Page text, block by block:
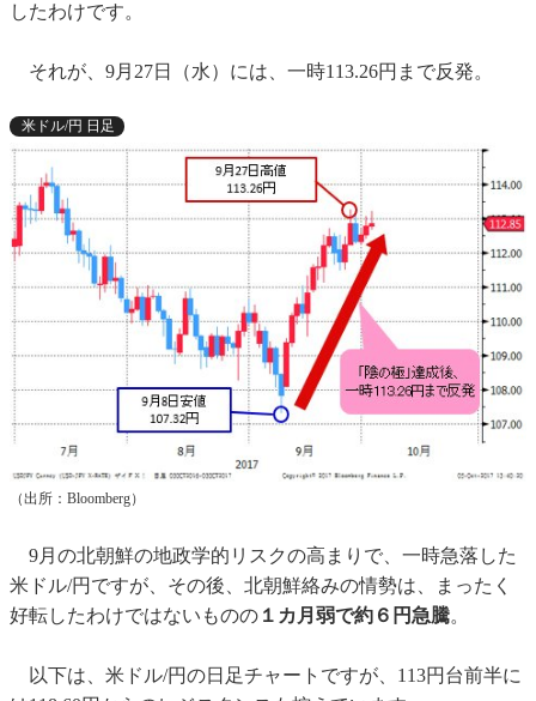
したわけです。
それが、9月27日（水）には、一時113.26円まで反発。
米ドル/円 日足
（出所：Bloomberg）
9月の北朝鮮の地政学的リスクの高まりで、一時急落した
米ドル/円ですが、その後、北朝鮮絡みの情勢は、まったく
好転したわけではないものの １カ月弱で約６円急騰。
以下は、米ドル/円の日足チャートですが、113円台前半に